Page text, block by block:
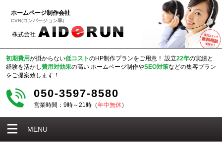
ホームページ制作会社
CVR(コンバージョン率)
初期費用が掛からない低コストのHP制作プランをご用意！ 設立22年の実績と
経験を活かし費用対効果の高い ホームページ制作やSEO対策などの集客プラン
をご提案致します！
050-3597-8580
営業時間：9時～21時（年中無休）
MENU